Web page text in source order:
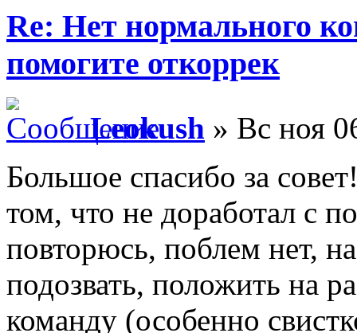
Re: Нет нормального
помогите откоррек
Leokush » Вс ноя
Большое спасибо за
том, что не доработал с
повторюсь, поблем нет,
подозвать, положить на
команду (особенно